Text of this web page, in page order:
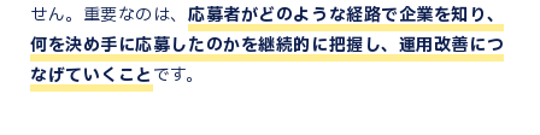
せん。重要なのは、応募者がどのような経路で企業を知り、
何を決め手に応募したのかを継続的に把握し、運用改善につ
なげていくことです。